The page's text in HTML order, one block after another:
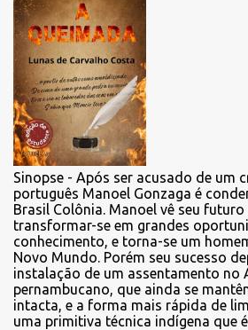
Sinopse - Após ser acusado de um
português Manoel Gonzaga é
Brasil Colônia. Manoel vê seu
transformar-se em grandes
conhecimento, e torna-se um
Novo Mundo. Porém seu sucesso
instalação de um assentamento no
pernambucano, que ainda se
intacta, e a forma mais rápida de
uma primitiva técnica indígena que